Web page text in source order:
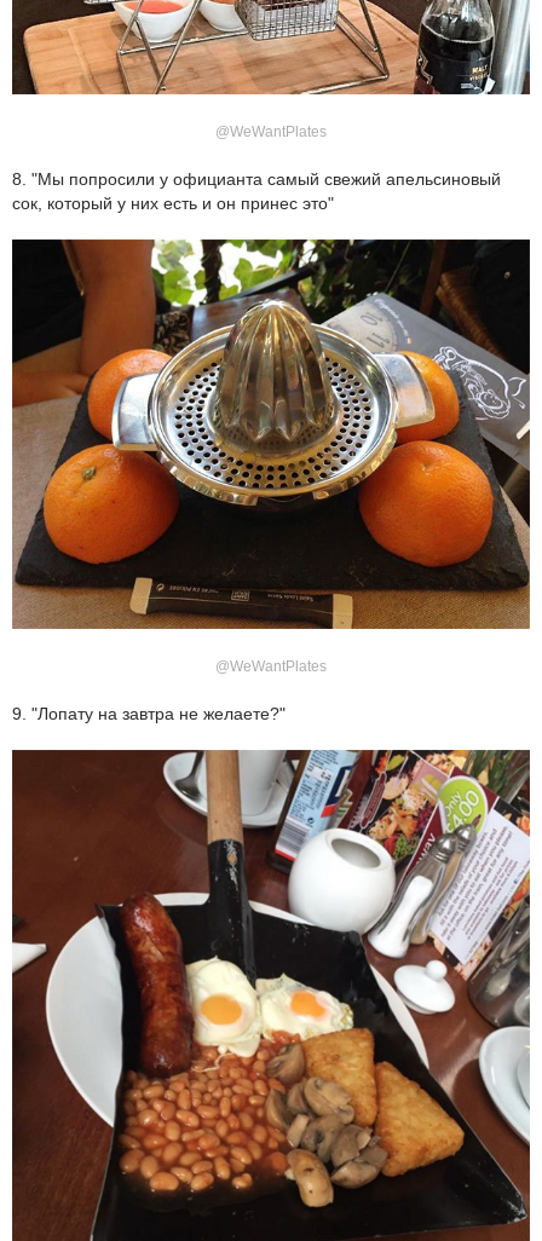
@WeWantPlates
8. "Мы попросили у официанта самый свежий апельсиновый
сок, который у них есть и он принес это"
@WeWantPlates
9. "Лопату на завтра не желаете?"